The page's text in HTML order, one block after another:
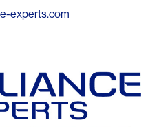
experts.com